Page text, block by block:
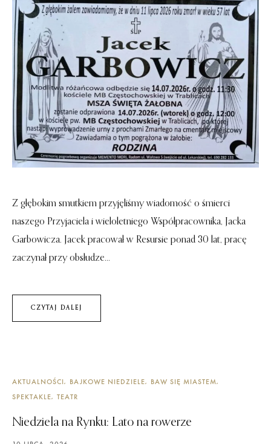
Z głębokim smutkiem przyjęliśmy wiadomość o śmierci
naszego Przyjaciela i wieloletniego Współpracownika, Jacka
Garbowicza. Jacek pracował w Resursie ponad 30 lat, pracę
zaczynał przy obsłudze...
CZYTAJ DALEJ
AKTUALNOŚCI BAJKOWE NIEDZIELE
BAW SIĘ MIASTEM
SPEKTAKLE
TEATR
Niedziela na Rynku: Lato na rowerze